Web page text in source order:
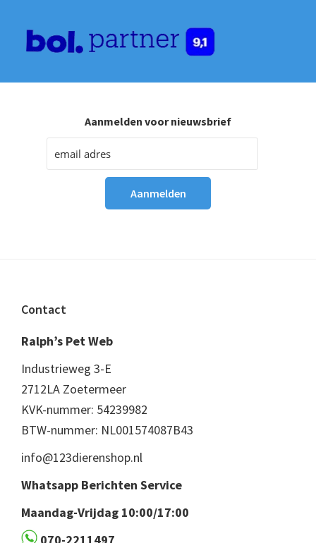
Aanmelden voor nieuwsbrief
Footer
Contact
Ralph’s Pet Web
Industrieweg 3-E
2712LA Zoetermeer
KVK-nummer: 54239982
BTW-nummer: NL001574087B43
info@123dierenshop.nl
Whatsapp Berichten Service
Maandag-Vrijdag 10:00/17:00